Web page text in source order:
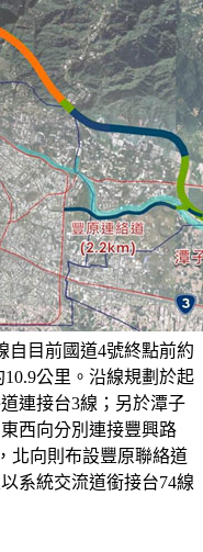
自目前國道4號終點前約
公里。沿線規劃於起
連接台3線；另於潭子
西向分別連接豐興路
北向則布設豐原聯絡道
系統交流道銜接台74線